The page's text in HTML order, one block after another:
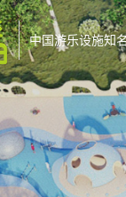
中国游乐设施知